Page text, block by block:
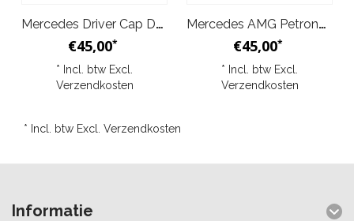
Mercedes Driver Cap Denim Blue
€45,00*
* Incl. btw Excl.
Verzendkosten
Mercedes AMG Petronas Driver Hamilton Pet - Rood
€45,00*
* Incl. btw Excl.
Verzendkosten
* Incl. btw Excl. Verzendkosten
Informatie